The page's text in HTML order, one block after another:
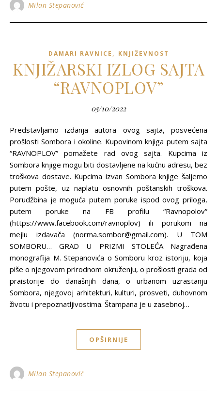
Milan Stepanović
DAMARI RAVNICE , KNJIŽEVNOST
KNJIŽARSKI IZLOG SAJTA
“RAVNOPLOV”
05/10/2022
Predstavljamo izdanja autora ovog sajta, posvećena
prošlosti Sombora i okoline. Kupovinom knjiga putem sajta
“RAVNOPLOV” pomažete rad ovog sajta. Kupcima iz
Sombora knjige mogu biti dostavljene na kućnu adresu, bez
troškova dostave. Kupcima izvan Sombora knjige šaljemo
putem pošte, uz naplatu osnovnih poštanskih troškova.
Porudžbina je moguća putem poruke ispod ovog priloga,
putem poruke na FB profilu “Ravnopolov”
(https://www.facebook.com/ravnoplov) ili porukom na
mejlu izdavača (norma.sombor@gmail.com). U TOM
SOMBORU… GRAD U PRIZMI STOLEĆA Nagrađena
monografija M. Stepanovića o Somboru kroz istoriju, koja
piše o njegovom prirodnom okruženju, o prošlosti grada od
praistorije do današnjih dana, o urbanom uzrastanju
Sombora, njegovoj arhitekturi, kulturi, prosveti, duhovnom
životu i prepoznatljivostima. Štampana je u zasebnoj…
OPŠIRNIJE
Milan Stepanović